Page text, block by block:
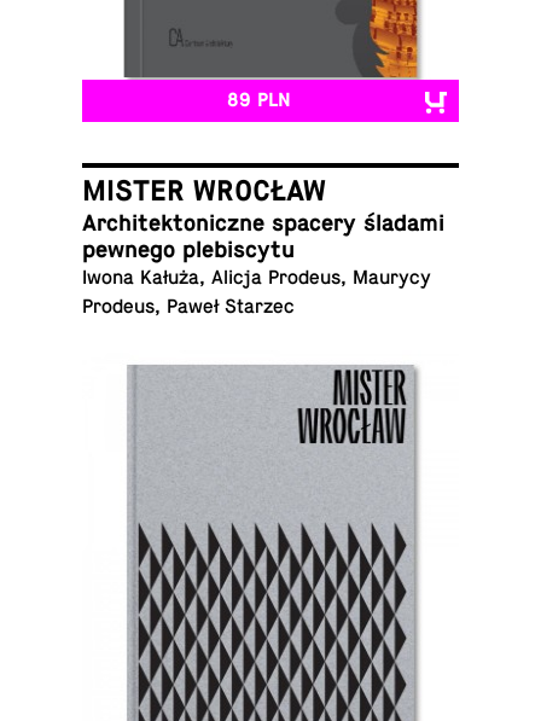
89 PLN
MISTER WROCŁAW
Ar­chi­tek­to­nicz­ne spacery śladami
pewnego plebiscytu
Iwona Kałuża, Alicja Prodeus, Maurycy
Prodeus, Paweł Starzec